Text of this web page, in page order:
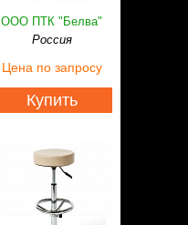
ООО ПТК "Белва"
Россия
Цена по запросу
Купить